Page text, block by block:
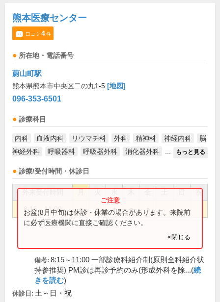
熊本医療センター
口コミ 4件
所在地・電話番号
蔚山町駅
熊本県熊本市中央区二の丸1-5 [地図]
096-353-6501
診療科目
内科 血液内科 リウマチ科 外科 精神科 神経内科
脳
神経外科
呼吸器科 呼吸器外科 消化器外科 もっと見る
診療/受付時間・休診日
祝
8:15～11:00 ● ● ● ● ●
お盆(8月中旬)は休診・休業の場合があります。来院前
に必ず医療機関に直接ご確認ください。
×閉じる
備考: 8:15～11:00 一部診療科紹介制(原則全科紹介状
持参推奨) PM診は再診予約のみ(形成外科を除...(続
きを読む)
休診日: 土～日・祝